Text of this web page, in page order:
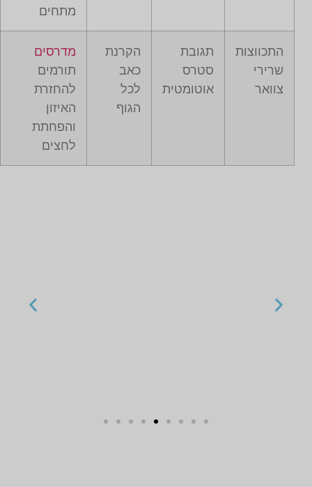
מתחים
התכווצות
שרירי
צוואר
תגובת
סטרס
אוטומטית
הקרנת
כאב
לכל
הגוף
מדרסים
תורמים
להחזרת
האיזון
והפחתת
לחצים